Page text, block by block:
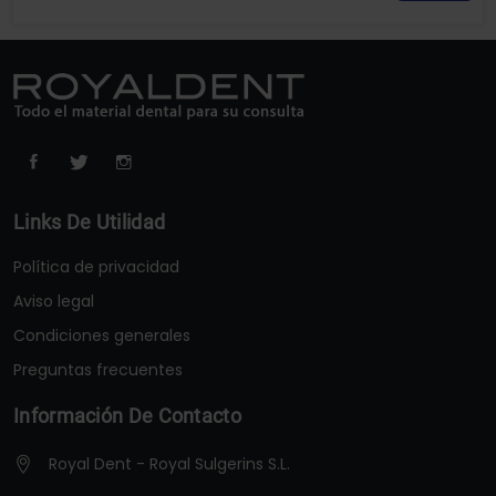
Links De Utilidad
Política de privacidad
Aviso legal
Condiciones generales
Preguntas frecuentes
Información De Contacto
Royal Dent - Royal Sulgerins S.L.